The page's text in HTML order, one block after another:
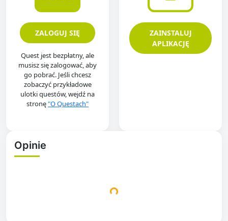
ZALOGUJ SIĘ
Quest jest bezpłatny, ale
musisz się zalogować, aby
go pobrać. Jeśli chcesz
zobaczyć przykładowe
ulotki questów, wejdź na
stronę"O Questach"
ZAINSTALUJ
APLIKACJĘ
Opinie